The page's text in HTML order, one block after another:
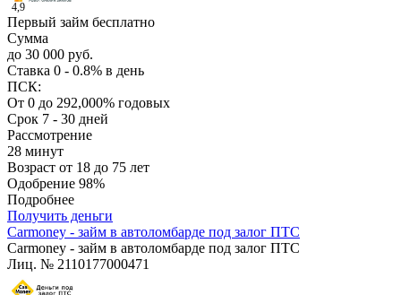
4,9
Первый займ бесплатно
Сумма
до 30 000 руб.
Ставка 0 - 0.8% в день
ПСК:
От 0 до 292,000% годовых
Срок 7 - 30 дней
Рассмотрение
28 минут
Возраст от 18 до 75 лет
Одобрение 98%
Подробнее
Получить деньги
Carmoney - займ в автоломбарде под залог ПТС
Carmoney - займ в автоломбарде под залог ПТС
Лиц. № 2110177000471